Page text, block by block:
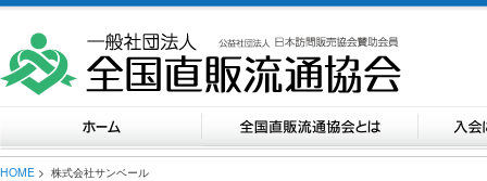
HOME > 株式会社サンベール